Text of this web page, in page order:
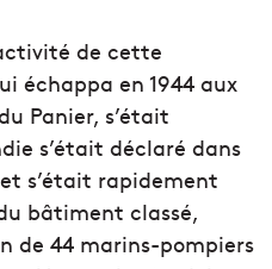
de cette
échappa en 1944 aux
Panier, s’était
s’était déclaré dans
s’était rapidement
bâtiment classé,
de 44 marins-pompiers